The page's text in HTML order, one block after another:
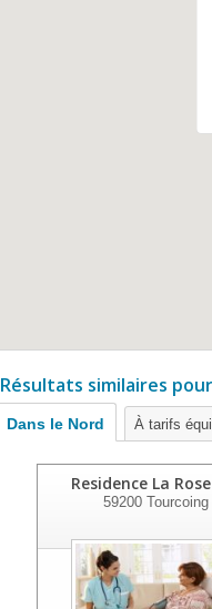
Résultats similaires
Dans le Nord À tarifs
Residence La
59200 Tourcoing